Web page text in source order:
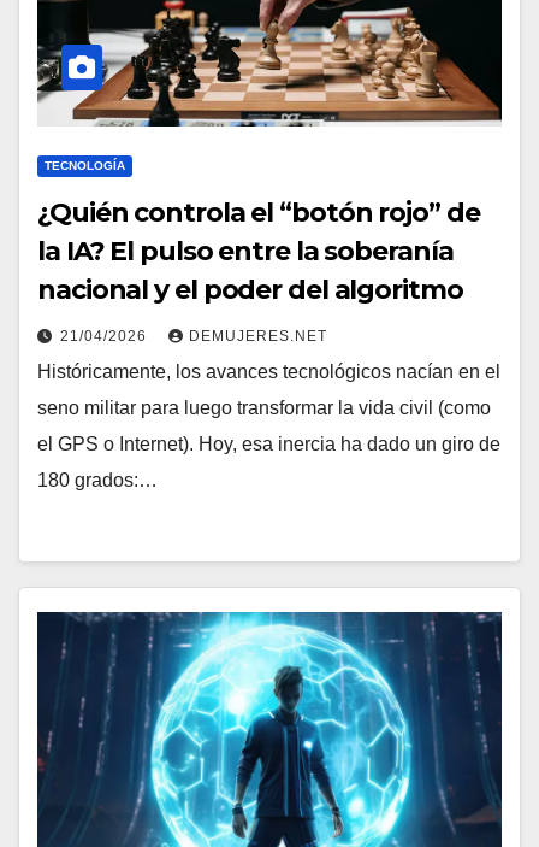
TECNOLOGÍA
¿Quién controla el “botón rojo” de
la IA? El pulso entre la soberanía
nacional y el poder del algoritmo
21/04/2026 DEMUJERES.NET
Históricamente, los avances tecnológicos nacían en el
seno militar para luego transformar la vida civil (como
el GPS o Internet). Hoy, esa inercia ha dado un giro de
180 grados:…